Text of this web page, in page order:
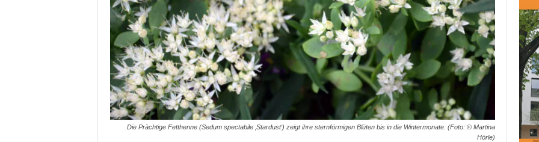
Die Prächtige Fetthenne (Sedum spectabile ‚Stardust‘) zeigt ihre sternförmigen Blüten bis in die Wintermonate. (Foto: © Martina
Hörle)